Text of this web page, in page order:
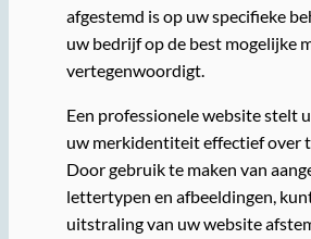
afgestemd is op uw specifieke
uw bedrijf op de best mogelijke
vertegenwoordigt.
Een professionele website stelt
uw merkidentiteit effectief over
Door gebruik te maken van
lettertypen en afbeeldingen,
uitstraling van uw website